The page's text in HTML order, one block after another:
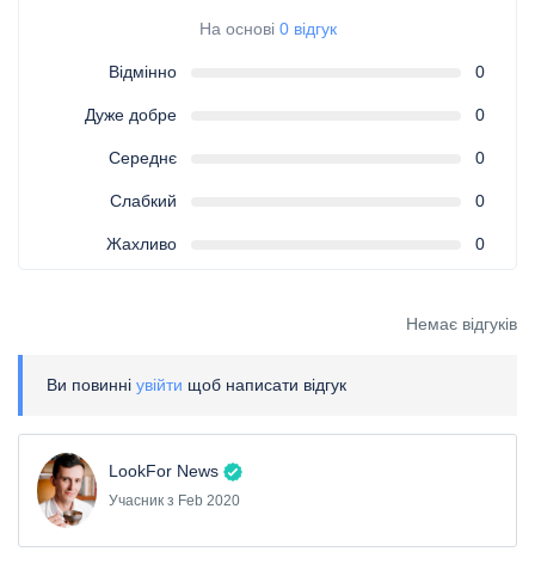
На основі 0 відгук
Відмінно 0
Дуже добре 0
Середнє 0
Слабкий 0
Жахливо 0
Немає відгуків
Ви повинні увійти щоб написати відгук
LookFor News
Учасник з Feb 2020